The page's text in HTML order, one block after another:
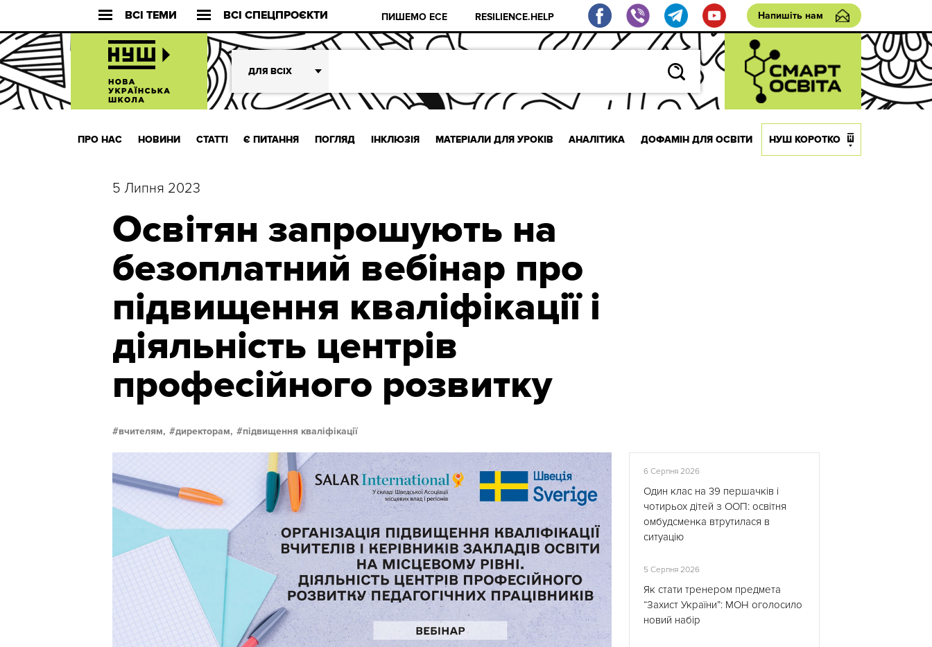
ВСІ ТЕМИ ВСІ СПЕЦПРОЄКТИ ПИШЕМО ЕСЕ RESILIENCE.HELP Напишіть нам
ДЛЯ ВСІХ
ПРО НАС НОВИНИ СТАТТІ Є ПИТАННЯ ПОГЛЯД ІНКЛЮЗІЯ МАТЕРІАЛИ ДЛЯ УРОКІВ АНАЛІТИКА ДОФАМІН ДЛЯ ОСВІТИ НУШ КОРОТКО
5 Липня 2023
Освітян запрошують на
безоплатний вебінар про
підвищення кваліфікації і
діяльність центрів
професійного розвитку
вчителям, директорам, підвищення кваліфікації
6 Серпня 2026
Один клас на 39 першачків і
чотирьох дітей з ООП: освітня
омбудсменка втрутилася в
ситуацію
5 Серпня 2026
Як стати тренером предмета
“Захист України”: МОН оголосило
новий набір